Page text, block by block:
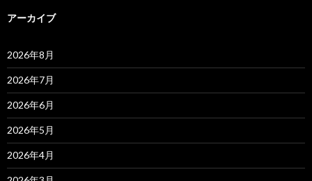
アーカイブ
2026年8月
2026年7月
2026年6月
2026年5月
2026年4月